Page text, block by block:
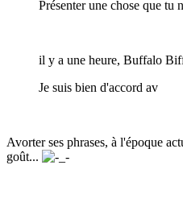
Présenter une chose que tu
il y a une heure, Buffalo
Je suis bien d'accord av
Avorter ses phrases, à l'époque
goût...